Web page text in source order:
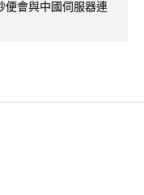
便會與中國伺服器連